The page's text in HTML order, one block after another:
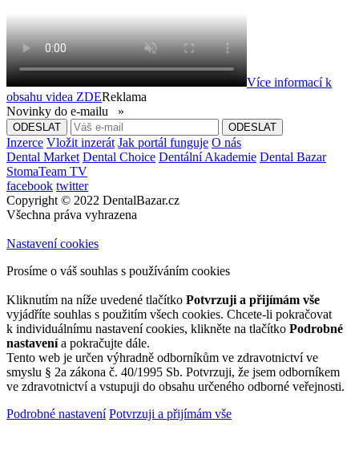
Více informací k
obsahu videa ZDEReklama
Novinky do e-mailu »
Inzerce Vložit inzerát Jak portál funguje O nás
Dental Market Dental Choice Dentální Akademie Dental Bazar
StomaTeam TV
facebook twitter
Copyright © 2022 DentalBazar.cz
Všechna práva vyhrazena
Nastavení cookies
Prosíme o váš souhlas s používáním cookies
Kliknutím na níže uvedené tlačítko Potvrzuji a přijímám vše
vyjádříte souhlas s použitím všech cookies. Chcete-li pokračovat
k individuálnímu nastavení cookies, klikněte na tlačítko Podrobné
nastavenía pokračujte dále.
Tento web je určen výhradně odborníkům ve zdravotnictví ve
smyslu § 2a zákona č. 40/1995 Sb. Potvrzuji, že jsem odborníkem
ve zdravotnictví a vstupuji do obsahu určeného odborné veřejnosti.
Podrobné nastavení Potvrzuji a přijímám vše